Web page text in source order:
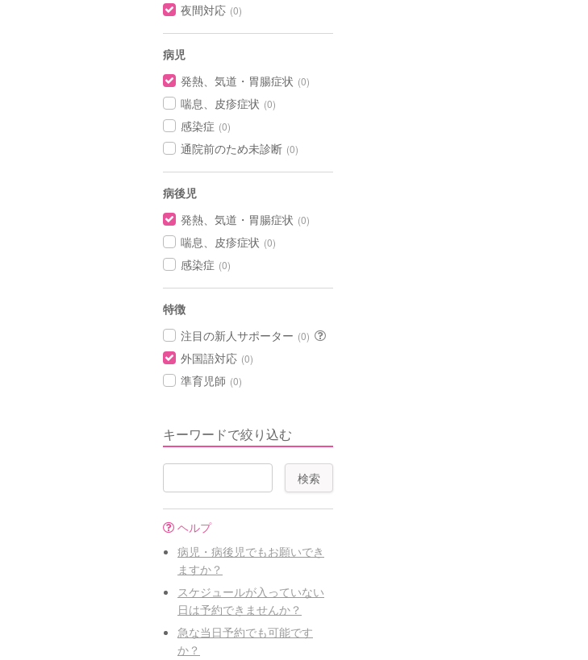
夜間対応 (0)
病児
発熱、気道・胃腸症状 (0)
喘息、皮疹症状 (0)
感染症 (0)
通院前のため未診断 (0)
病後児
発熱、気道・胃腸症状 (0)
喘息、皮疹症状 (0)
感染症 (0)
特徴
注目の新人サポーター (0)
外国語対応 (0)
準育児師 (0)
キーワードで絞り込む
ヘルプ
病児・病後児でもお願いでき
ますか？
スケジュールが入っていない
日は予約できませんか？
急な当日予約でも可能です
か？